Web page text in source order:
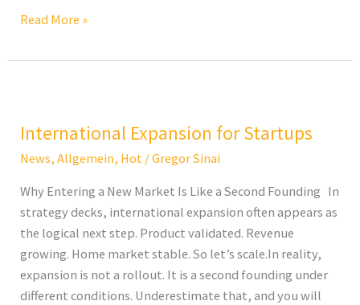
Read More »
International Expansion for Startups
News,Allgemein, Hot /Gregor Sinai
Why Entering a New Market Is Like a Second Founding In
strategy decks, international expansion often appears as
the logical next step. Product validated. Revenue
growing. Home market stable. So let’s scale.In reality,
expansion is not a rollout. It is a second founding under
different conditions. Underestimate that, and you will
for
Startups